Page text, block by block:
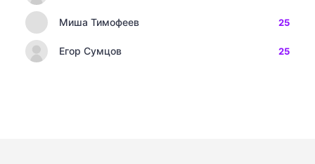
Миша Тимофеев 25
Егор Сумцов 25